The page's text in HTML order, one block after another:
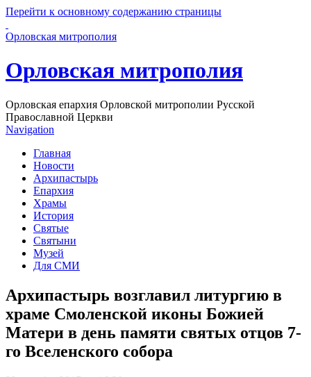
Перейти к основному содержанию страницы
Орловская митрополия
Орловская митрополия
Орловская епархия Орловской митрополии Русской
Православной Церкви
Navigation
Главная
Новости
Архипастырь
Епархия
Храмы
История
Святые
Святыни
Музей
Для СМИ
Архипастырь возглавил литургию в
храме Смоленской иконы Божией
Матери в день памяти святых отцов 7-
го Вселенского собора